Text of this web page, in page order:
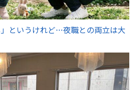
」というけれど…夜職との両立は大